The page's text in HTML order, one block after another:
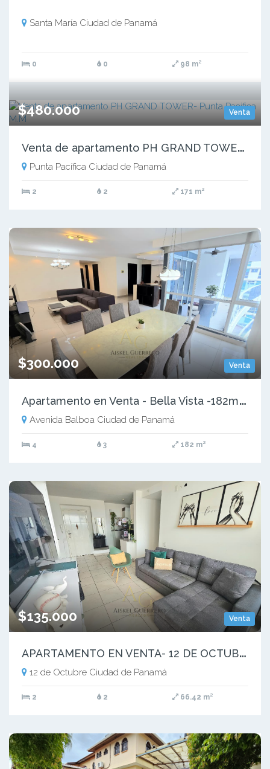
Santa María Ciudad de Panamá
0 0 98 m²
Venta
$480.000
V
enta de apartamento PH GRAND TOWER- Punta Pacifica M.M
Punta Pacífica Ciudad de Panamá
2 2 171 m²
Venta
$300.000
A
partamento en Venta - Bella Vista -182m2- 2 parkings -1 deposito
Avenida Balboa Ciudad de Panamá
4 3 182 m²
Venta
$135.000
A
PARTAMENTO EN VENTA- 12 DE OCTUBRE - P.H ATHAS
12 de Octubre Ciudad de Panamá
2 2 66.42 m²